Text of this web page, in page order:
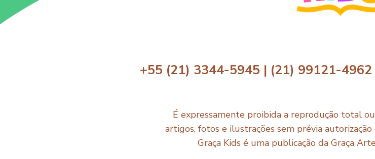
+55 (21) 3344-5945 | (21) 99121-
É expressamente proibida a reprodução total
artigos, fotos e ilustrações sem prévia
Graça Kids é uma publicação da Graça